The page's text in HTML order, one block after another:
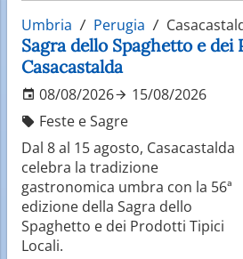
Umbria Perugia
Sagra dello Spaghetto e
Casacastalda
08/08/2026
15/08/2026
Feste e Sagre
Dal 8 al 15 agosto, Casacastalda
celebra la tradizione
gastronomica umbra con la 56ª
edizione della Sagra dello
Spaghetto e dei Prodotti Tipici
Locali.